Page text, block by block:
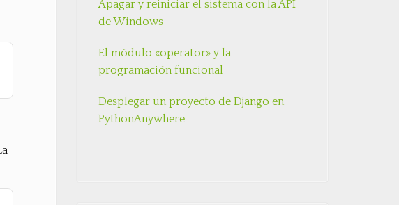
Apagar y reiniciar el sistema con la API
de Windows
El módulo «operator» y la
programación funcional
Desplegar un proyecto de Django en
PythonAnywhere